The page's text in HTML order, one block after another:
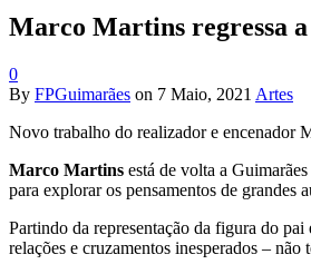
Marco Martins regressa
0
By FPGuimarães on 7 Maio, 2021 Artes
Novo trabalho do realizador e encenador
Marco Martins está de volta a
para explorar os pensamentos de grandes
Partindo da representação da figura do
relações e cruzamentos inesperados –